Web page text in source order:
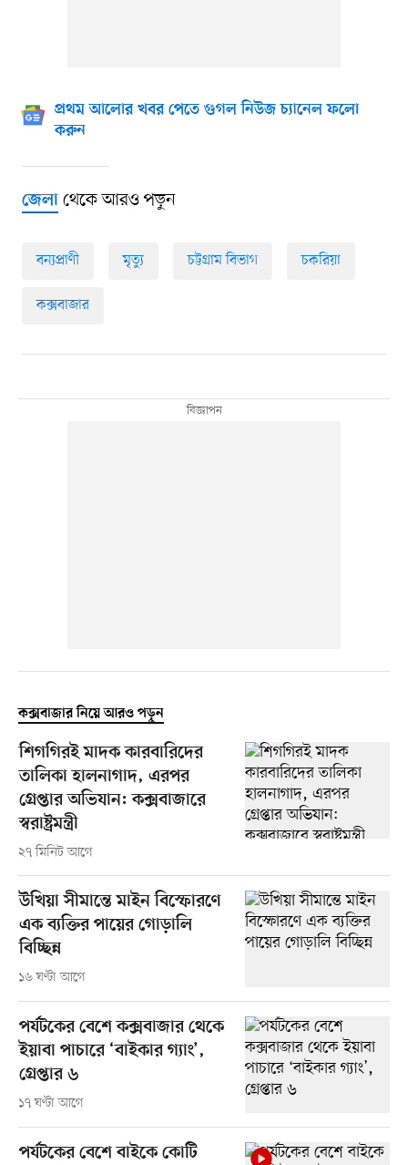
প্রথম আলোর খবর পেতে গুগল নিউজ চ্যানেল ফলো
করুন
জেলাথেকে আরও পড়ুন
বন্যপ্রাণী মৃত্যু চট্টগ্রাম বিভাগ চকরিয়া
কক্সবাজার
কক্সবাজার নিয়ে আরও পড়ুন
শিগগিরই মাদক কারবারিদের
তালিকা হালনাগাদ, এরপর
গ্রেপ্তার অভিযান: কক্সবাজারে
স্বরাষ্ট্রমন্ত্রী
২৭ মিনিট আগে
উখিয়া সীমান্তে মাইন বিস্ফোরণে
এক ব্যক্তির পায়ের গোড়ালি
বিচ্ছিন্ন
১৬ ঘণ্টা আগে
পর্যটকের বেশে কক্সবাজার থেকে
ইয়াবা পাচারে ‘বাইকার গ্যাং’,
গ্রেপ্তার ৬
১৭ ঘণ্টা আগে
পর্যটকের বেশে বাইকে কোটি